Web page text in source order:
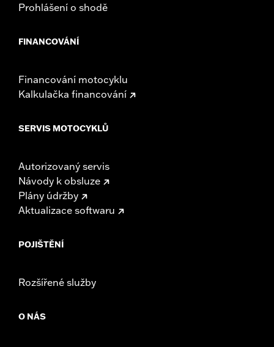
Prohlášení o shodě
FINANCOVÁNÍ
Financování motocyklu
Kalkulačka financování
SERVIS MOTOCYKLŮ
Autorizovaný servis
Návody k obsluze
Plány údržby
Aktualizace softwaru
POJIŠTĚNÍ
Rozšířené služby
O NÁS